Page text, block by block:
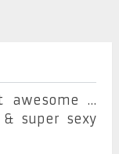
awesome …
super sexy